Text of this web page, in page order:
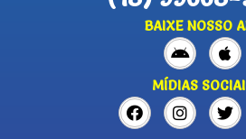
BAIXE NOSSO
MÍDIAS